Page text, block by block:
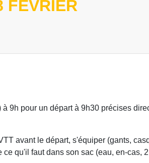
FÉVRIER
9h pour un départ à 9h30 précises
avant le départ, s'équiper (gants,
qu'il faut dans son sac (eau, en-cas,